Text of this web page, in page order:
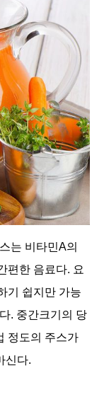
는 비타민A의
편한 음료다. 요
기 쉽지만 가능
. 중간크기의 당
정도의 주스가
신다.